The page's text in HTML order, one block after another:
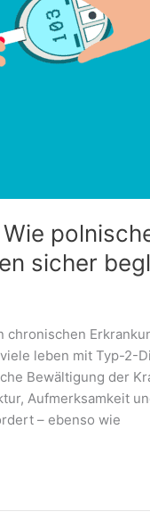
sicher
leben mit Typ-2-
Bewältigung der
Aufmerksamkeit
– ebenso wie